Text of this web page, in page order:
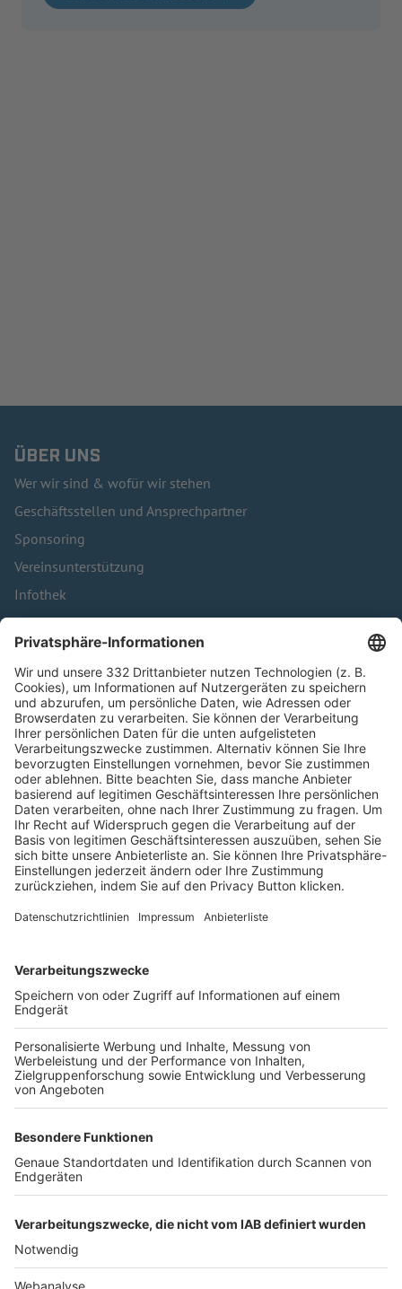
ÜBER UNS
Wer wir sind & wofür wir stehen
Geschäftsstellen und Ansprechpartner
Sponsoring
Vereinsunterstützung
Infothek
Kontakt
HÄUFIG BESUCHTE SEITEN
Pässe und Vereinswechsel
Trainerausbildung
Schulungsangebot Vereinsmitarbeiter
BFV-Geschäftsstellen
Trainerbörse
Login SpielPlus
FOLGE DEM BFV
TOP-VEREINE
TOP-PARTNER
SFV DFB